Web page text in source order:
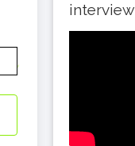
interview